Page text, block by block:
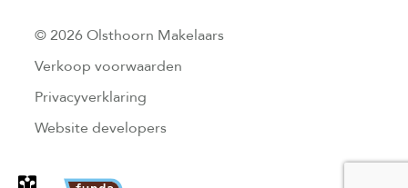
© 2026 Olsthoorn Makelaars
Verkoop voorwaarden
Privacyverklaring
Website developers